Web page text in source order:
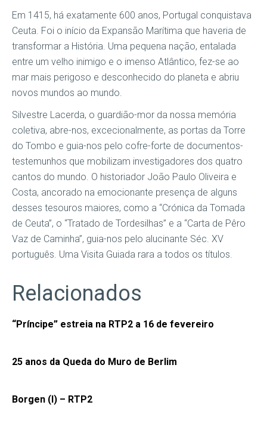
Em 1415, há exatamente 600 anos, Portugal conquistava
Ceuta. Foi o início da Expansão Marítima que haveria de
transformar a História. Uma pequena nação, entalada
entre um velho inimigo e o imenso Atlântico, fez-se ao
mar mais perigoso e desconhecido do planeta e abriu
novos mundos ao mundo.
Silvestre Lacerda, o guardião-mor da nossa memória
coletiva, abre-nos, excecionalmente, as portas da Torre
do Tombo e guia-nos pelo cofre-forte de documentos-
testemunhos que mobilizam investigadores dos quatro
cantos do mundo. O historiador João Paulo Oliveira e
Costa, ancorado na emocionante presença de alguns
desses tesouros maiores, como a “Crónica da Tomada
de Ceuta”, o “Tratado de Tordesilhas” e a “Carta de Pêro
Vaz de Caminha”, guia-nos pelo alucinante Séc. XV
português. Uma Visita Guiada rara a todos os títulos.
Relacionados
“Príncipe” estreia na RTP2 a 16 de fevereiro
25 anos da Queda do Muro de Berlim
Borgen (I) – RTP2